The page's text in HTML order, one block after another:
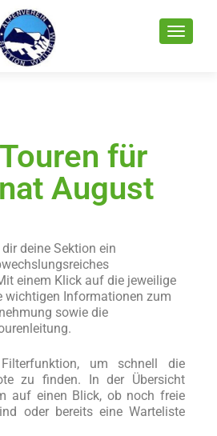
für
August
deine Sektion ein
einem Klick auf die jeweilige
wichtigen Informationen zum
sowie die
um schnell die
zu finden. In der Übersicht
auf einen Blick, ob noch freie
oder bereits eine Warteliste